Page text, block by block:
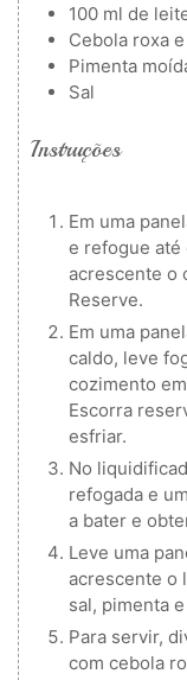
100 ml de
Cebola roxa
Pimenta
Sal
Instruções
Em uma
e refogue até
acrescente o
Reserve.
Em uma
caldo, leve
cozimento
Escorra
esfriar.
No
refogada e
a bater e
Leve uma
acrescente o
sal, pimenta
Para servir,
com cebola